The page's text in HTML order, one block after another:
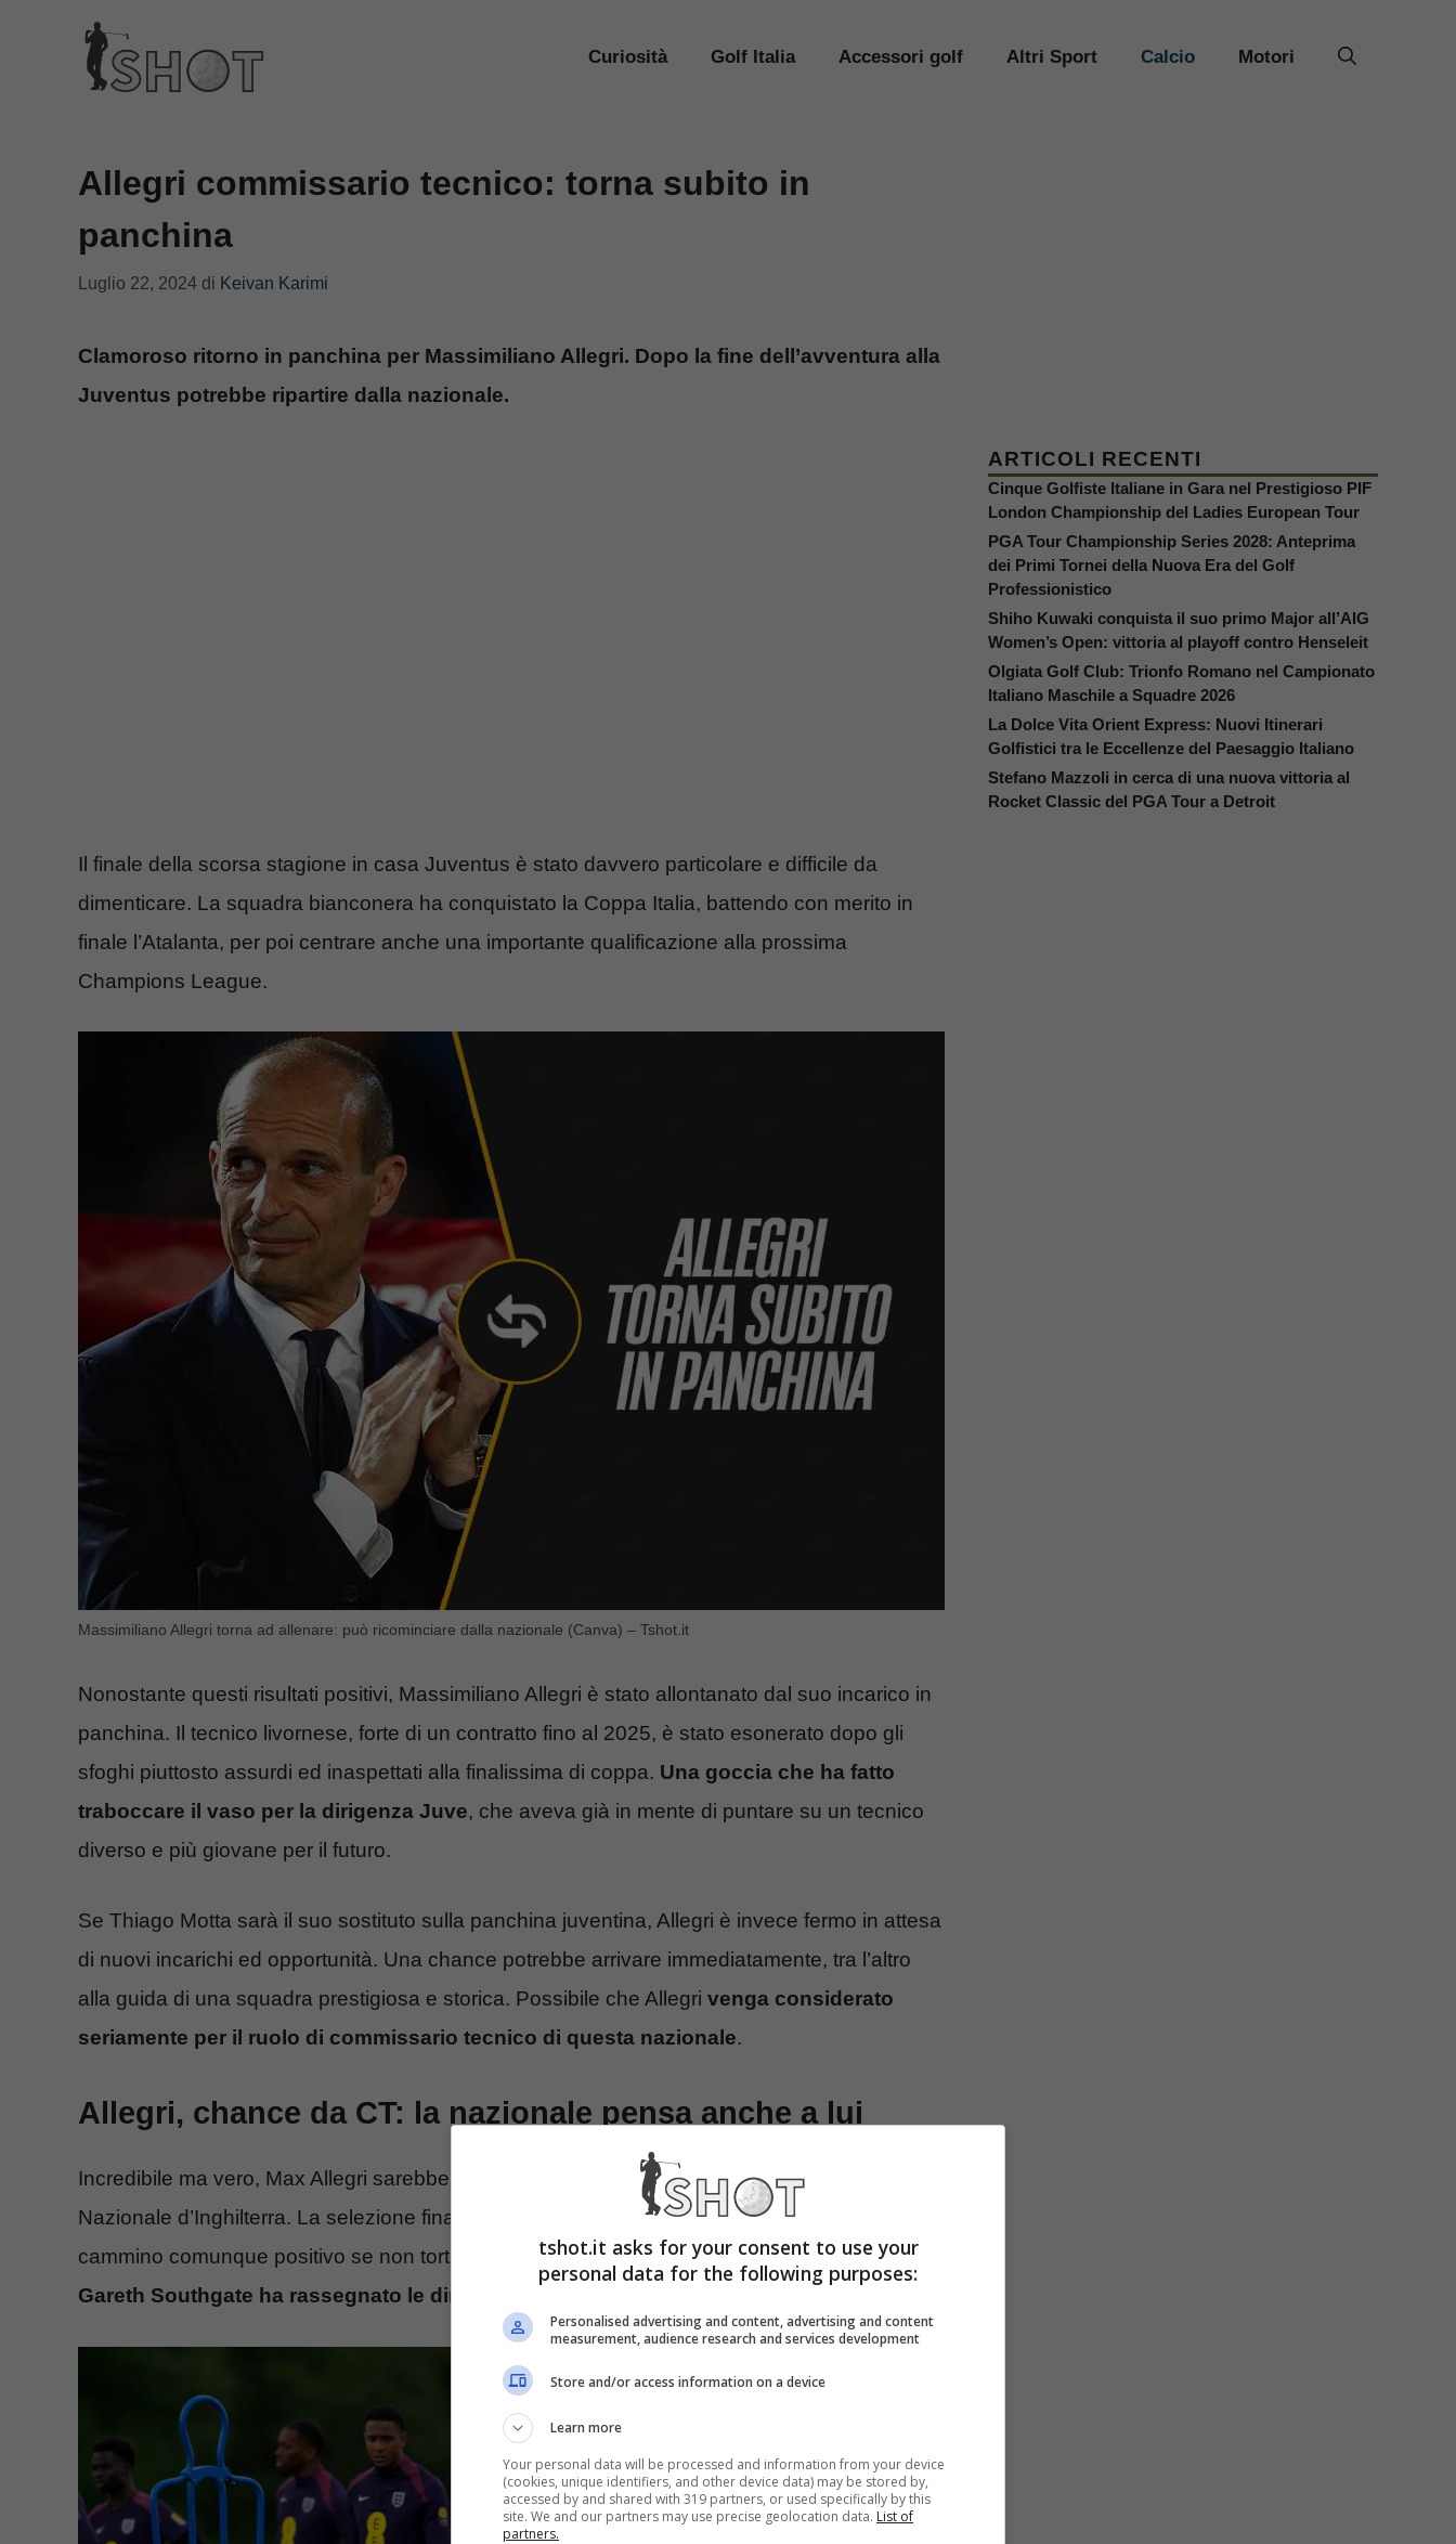
contenuto
Curiosità Golf Italia Accessori golf Altri Sport Calcio Motori
Allegri commissario tecnico: torna subito in
panchina
Luglio 22, 2024 di Keivan Karimi
Clamoroso ritorno in panchina per Massimiliano Allegri. Dopo la fine dell’avventura alla
Juventus potrebbe ripartire dalla nazionale.
Il finale della scorsa stagione in casa Juventus è stato davvero particolare e difficile da
dimenticare. La squadra bianconera ha conquistato la Coppa Italia, battendo con merito in
finale l’Atalanta, per poi centrare anche una importante qualificazione alla prossima
Champions League.
Massimiliano Allegri torna ad allenare: può ricominciare dalla nazionale (Canva) – Tshot.it
Nonostante questi risultati positivi, Massimiliano Allegri è stato allontanato dal suo incarico in
panchina. Il tecnico livornese, forte di un contratto fino al 2025, è stato esonerato dopo gli
sfoghi piuttosto assurdi ed inaspettati alla finalissima di coppa. Una goccia che ha fatto
traboccare il vaso per la dirigenza Juve, che aveva già in mente di puntare su un tecnico
diverso e più giovane per il futuro.
Se Thiago Motta sarà il suo sostituto sulla panchina juventina, Allegri è invece fermo in attesa
di nuovi incarichi ed opportunità. Una chance potrebbe arrivare immediatamente, tra l’altro
alla guida di una squadra prestigiosa e storica. Possibile che Allegri venga considerato
seriamente per il ruolo di commissario tecnico di questa nazionale.
Allegri, chance da CT: la nazionale pensa anche a lui
Incredibile ma vero, Max Allegri sarebbe finito nella rosa di nomi per la guida tecnica della
Nazionale d’Inghilterra. La selezione finalista di Euro 2024, sconfitta dalla Spagna dopo un
cammino comunque positivo se non tortuoso, ha il bisogno di trovare un nuovo CT.Infatti
Gareth Southgate ha rassegnato le dimissioni
ARTICOLI RECENTI
Cinque Golfiste Italiane in Gara nel Prestigioso PIF
London Championship del Ladies European Tour
PGA Tour Championship Series 2028: Anteprima
dei Primi Tornei della Nuova Era del Golf
Professionistico
Shiho Kuwaki conquista il suo primo Major all’AIG
Women’s Open: vittoria al playoff contro Henseleit
Olgiata Golf Club: Trionfo Romano nel Campionato
Italiano Maschile a Squadre 2026
La Dolce Vita Orient Express: Nuovi Itinerari
Golfistici tra le Eccellenze del Paesaggio Italiano
Stefano Mazzoli in cerca di una nuova vittoria al
Rocket Classic del PGA Tour a Detroit
tshot.it asks for your consent to use your
personal data for the following purposes:
Personalised advertising and content, advertising and content
measurement, audience research and services development
Store and/or access information on a device
Learn more
Your personal data will be processed and information from your device
(cookies, unique identifiers, and other device data) may be stored by,
accessed by and shared with 319 partners, or used specifically by this
site. We and our partners may use precise geolocation data. List of
partners.